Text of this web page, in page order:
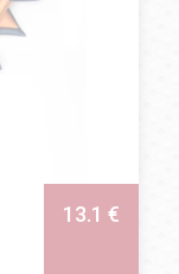
13.1 €